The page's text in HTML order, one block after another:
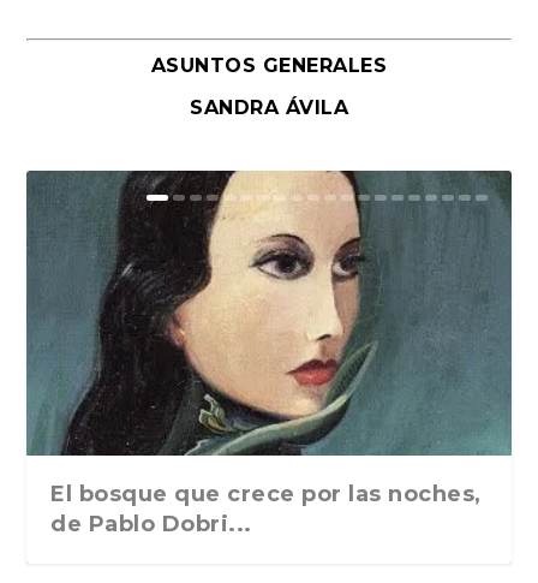
ASUNTOS GENERALES
SANDRA ÁVILA
El bosque que crece por las noches,
de Pablo Dobri...